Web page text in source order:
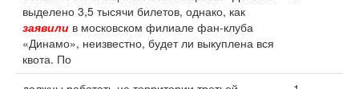
выделено 3,5 тысячи билетов, однако, как
заявили в московском филиале фан-клуба
«Динамо», неизвестно, будет ли выкуплена вся
квота. По